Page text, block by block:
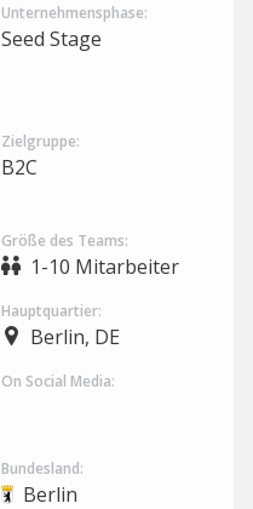
Unternehmensphase:
Seed Stage
Zielgruppe:
B2C
Größe des Teams:
1-10 Mitarbeiter
Hauptquartier:
Berlin, DE
On Social Media:
Bundesland:
Berlin